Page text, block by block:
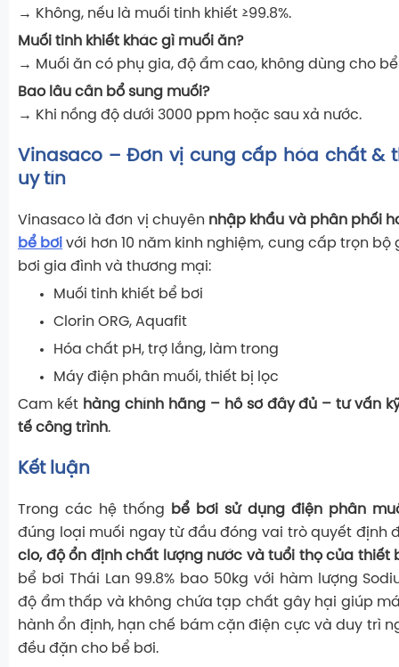
→ Không, nếu là muối tinh khiết ≥99.8%.
Muối tinh khiết khác gì muối ăn?
→ Muối ăn có phụ gia, độ ẩm cao, không dùng cho
Bao lâu cần bổ sung muối?
→ Khi nồng độ dưới 3000 ppm hoặc sau xả nước.
Vinasaco – Đơn vị cung cấp hóa chất &
uy tín
Vinasaco là đơn vị chuyên nhập khẩu và phân phối
bể bơi với hơn 10 năm kinh nghiệm, cung cấp trọn
bơi gia đình và thương mại:
Muối tinh khiết bể bơi
Clorin ORG, Aquafit
Hóa chất pH, trợ lắng, làm trong
Máy điện phân muối, thiết bị lọc
Cam kết hàng chính hãng – hồ sơ đầy đủ – tư vấn
tế công trình.
Kết luận
Trong các hệ thống
bể bơi sử dụng điện phân
đúng loại muối ngay từ đầu đóng vai trò quyết định
clo, độ ổn định chất lượng nước và tuổi thọ của thiết
bể bơi Thái Lan 99.8% bao 50kg với hàm lượng
độ ẩm thấp và không chứa tạp chất gây hại giúp
hành ổn định, hạn chế bám cặn điện cực và duy trì
đều đặn cho bể bơi.